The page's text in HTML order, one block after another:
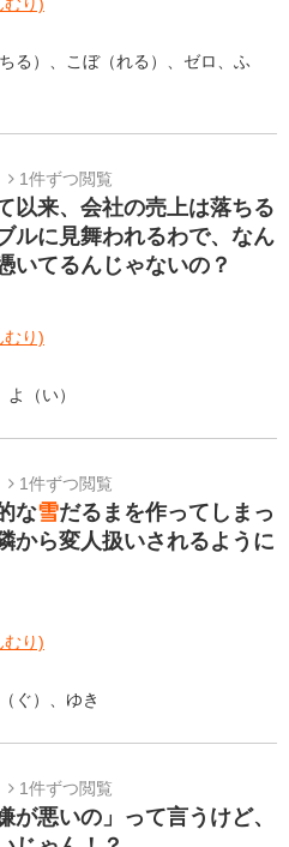
る）、こぼ（れる）、ゼロ、ふ
1件ずつ閲覧
以来、会社の売上は落ちる
ルに見舞われるわで、なん
いてるんじゃないの？
むり)
（い）
1件ずつ閲覧
な雪だるまを作ってしまっ
から変人扱いされるように
むり)
ぐ）、ゆき
1件ずつ閲覧
が悪いの」って言うけど、